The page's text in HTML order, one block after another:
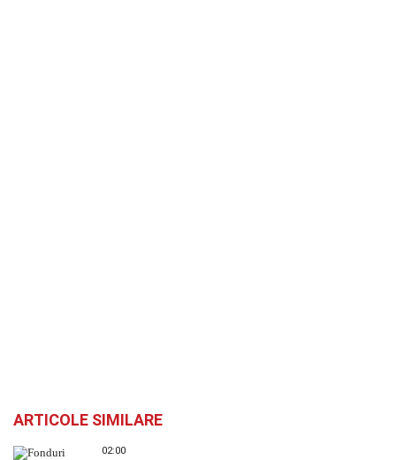
ARTICOLE SIMILARE
02:00